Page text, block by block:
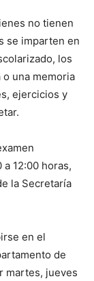
no tienen
se imparten en
los
una memoria
ejercicios y
12:00 horas,
la Secretaría
en el
de
martes, jueves